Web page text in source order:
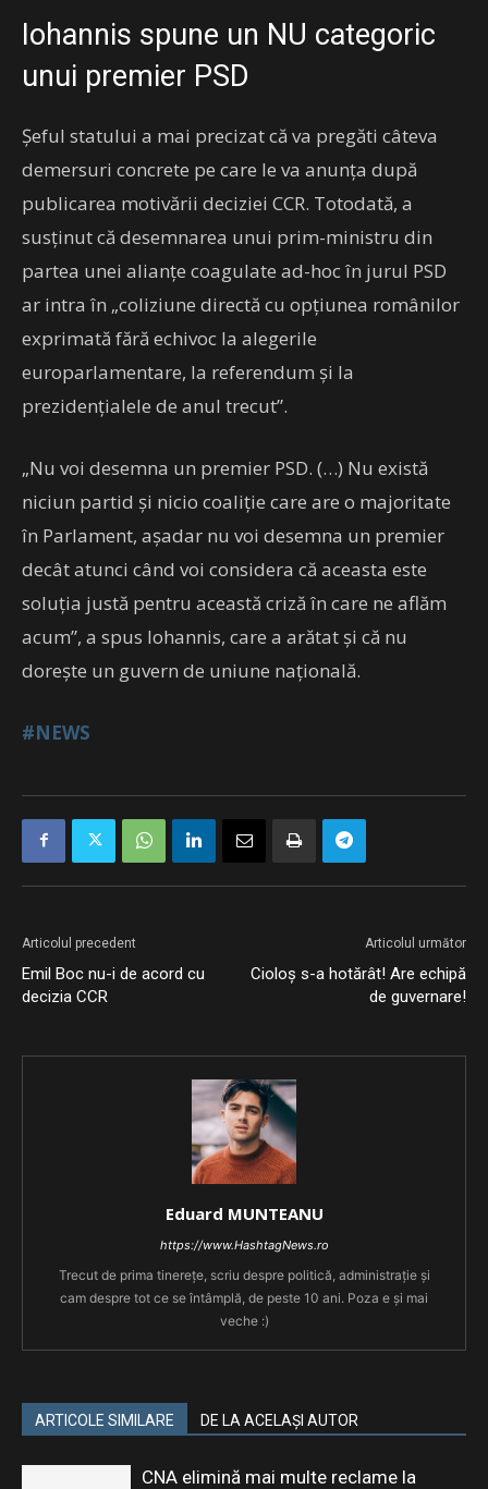
Iohannis spune un NU categoric
unui premier PSD
Șeful statului a mai precizat că va pregăti câteva
demersuri concrete pe care le va anunța după
publicarea motivării deciziei CCR. Totodată, a
susținut că desemnarea unui prim-ministru din
partea unei alianțe coagulate ad-hoc în jurul PSD
ar intra în „coliziune directă cu opțiunea românilor
exprimată fără echivoc la alegerile
europarlamentare, la referendum și la
prezidențialele de anul trecut”.
„Nu voi desemna un premier PSD. (…) Nu există
niciun partid și nicio coaliție care are o majoritate
în Parlament, așadar nu voi desemna un premier
decât atunci când voi considera că aceasta este
soluția justă pentru această criză în care ne aflăm
acum”, a spus Iohannis, care a arătat și că nu
dorește un guvern de uniune națională.
#NEWS
Articolul precedent
Emil Boc nu-i de acord cu
decizia CCR
Articolul următor
Cioloș s-a hotărât! Are echipă
de guvernare!
Eduard MUNTEANU
https://www.HashtagNews.ro
Trecut de prima tinerețe, scriu despre politică, administrație și
cam despre tot ce se întâmplă, de peste 10 ani. Poza e și mai
veche :)
ARTICOLE SIMILARE DE LA ACELAȘI AUTOR
CNA elimină mai multe reclame la